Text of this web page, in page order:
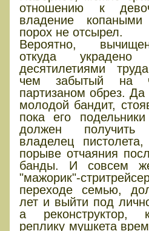
отношению к
владение
порох не отсырел.
Вероятно,
откуда
десятилетиями
чем забытый на
партизаном обрез. Да
молодой бандит,
пока его
должен
владелец
порыве отчаяния
банды. И совсем
"мажорик"-
переходе семью,
лет и выйти под
а реконструктор,
реплику мушкета